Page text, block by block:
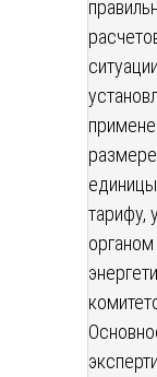
тарифу,